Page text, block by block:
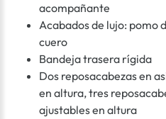
acompañante
Acabados de lujo: pomo
cuero
Bandeja trasera rígida
Dos reposacabezas en
en altura, tres
ajustables en altura